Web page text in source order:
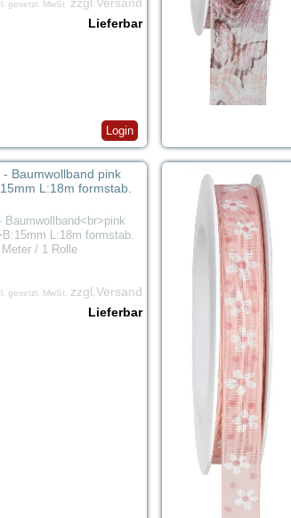
gesetzl. MwSt. zzgl.Versand
Lieferbar
Login
- Baumwollband pink
L:18m formstab.
Baumwollband<br>pink
L:18m formstab.
/ 1 Rolle
gesetzl. MwSt.
zzgl.Versand
Lieferbar